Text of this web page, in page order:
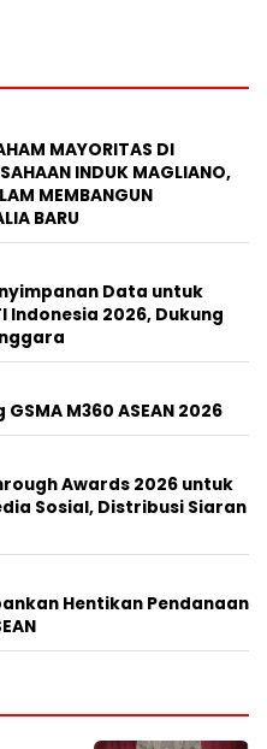
MAYORITAS DI
INDUK MAGLIANO,
MEMBANGUN
BARU
Data untuk
Indonesia 2026, Dukung
M360 ASEAN 2026
Awards 2026 untuk
Sosial, Distribusi Siaran
Hentikan Pendanaan